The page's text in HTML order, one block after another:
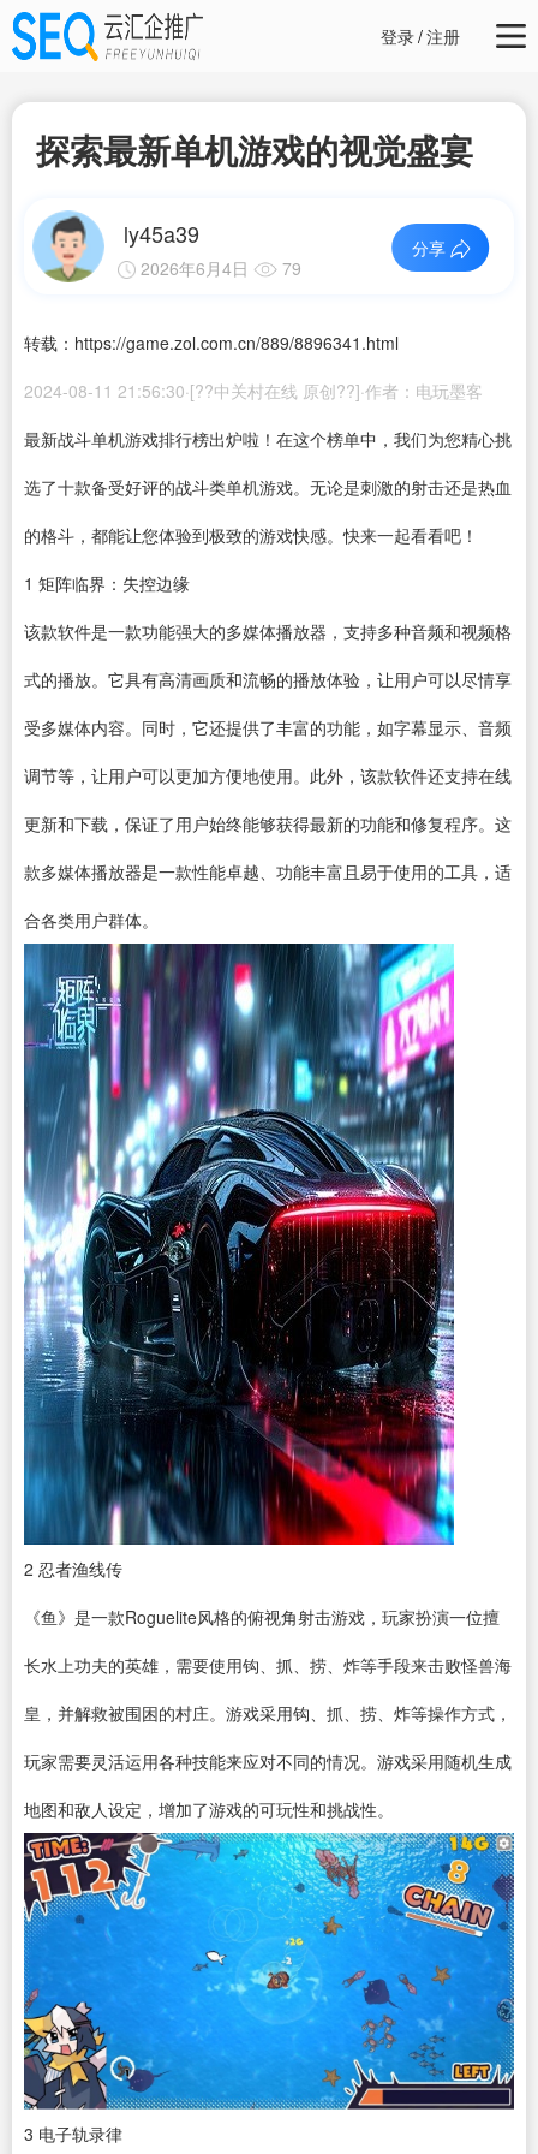
登录/注册
探索最新单机游戏的视觉盛宴
ly45a39
2026年6月4日 79
分享
转载：https://game.zol.com.cn/889/8896341.html
2024-08-11 21:56:30·[??中关村在线 原创??]·作者：电玩墨客
最新战斗单机游戏排行榜出炉啦！在这个榜单中，我们为您精心挑
选了十款备受好评的战斗类单机游戏。无论是刺激的射击还是热血
的格斗，都能让您体验到极致的游戏快感。快来一起看看吧！
1 矩阵临界：失控边缘
该款软件是一款功能强大的多媒体播放器 ，支持多种音频和视频格
式的播放。它具有高清画质和流畅的播放体验，让用户可以尽情享
受多媒体内容。同时，它还提供了丰富的功能，如字幕显示、音频
调节等，让用户可以更加方便地使用。此外，该款软件还支持在线
更新和下载 ，保证了用户始终能够获得最新的功能和修复程序。这
款多媒体播放器是一款性能卓越、功能丰富且易于使用的工具，适
合各类用户群体。
2 忍者渔线传
《鱼》是一款Roguelite风格的俯视角射击游戏，玩家扮演一位擅
长水上功夫的英雄，需要使用钩、抓、捞、炸等手段来击败怪兽海
皇，并解救被围困的村庄。游戏采用钩、抓、捞、炸等操作方式，
玩家需要灵活运用各种技能来应对不同的情况。游戏采用随机生成
地图和敌人设定，增加了游戏的可玩性和挑战性。
3 电子轨录律